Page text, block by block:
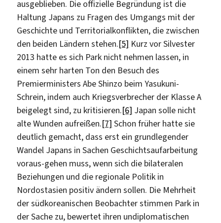
ausgeblieben. Die offizielle Begründung ist die
Haltung Japans zu Fragen des Umgangs mit der
Geschichte und Territorialkonflikten, die zwischen
den beiden Ländern stehen.[5] Kurz vor Silvester
2013 hatte es sich Park nicht nehmen lassen, in
einem sehr harten Ton den Besuch des
Premierministers Abe Shinzo beim Yasukuni-
Schrein, indem auch Kriegsverbrecher der Klasse A
beigelegt sind, zu kritisieren.[6] Japan solle nicht
alte Wunden aufreißen.[7] Schon früher hatte sie
deutlich gemacht, dass erst ein grundlegender
Wandel Japans in Sachen Geschichtsaufarbeitung
voraus-gehen muss, wenn sich die bilateralen
Beziehungen und die regionale Politik in
Nordostasien positiv ändern sollen. Die Mehrheit
der südkoreanischen Beobachter stimmen Park in
der Sache zu, bewertet ihren undiplomatischen